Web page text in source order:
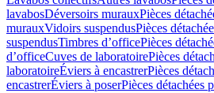
lavabosDéversoirs murauxPièces
murauxVidoirs suspendusPièces
suspendusTimbres dʼofficePièces
dʼofficeCuves de laboratoirePièces
laboratoireÉviers à encastrerPièces
encastrerÉviers à poserPièces détachées